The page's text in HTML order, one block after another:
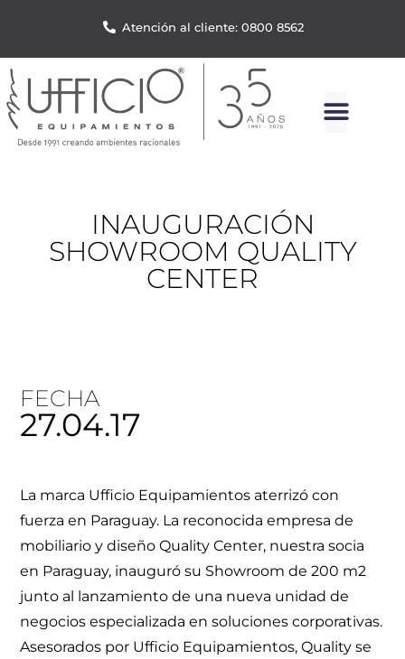
Atención al cliente: 0800 8562
INAUGURACIÓN
SHOWROOM QUALITY
CENTER
FECHA
27.04.17
La marca Ufficio Equipamientos aterrizó con
fuerza en Paraguay. La reconocida empresa de
mobiliario y diseño Quality Center, nuestra socia
en Paraguay, inauguró su Showroom de 200 m2
junto al lanzamiento de una nueva unidad de
negocios especializada en soluciones corporativas.
Asesorados por Ufficio Equipamientos, Quality se